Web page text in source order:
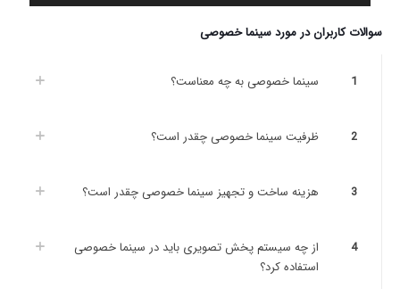
سوالات کاربران در مورد سینما خصوصی
1 سینما خصوصی به چه معناست؟
2 ظرفیت سینما خصوصی چقدر است؟
3 هزینه ساخت و تجهیز سینما خصوصی چقدر است؟
4
از چه سیستم پخش تصویری باید در سینما خصوصی
استفاده کرد؟